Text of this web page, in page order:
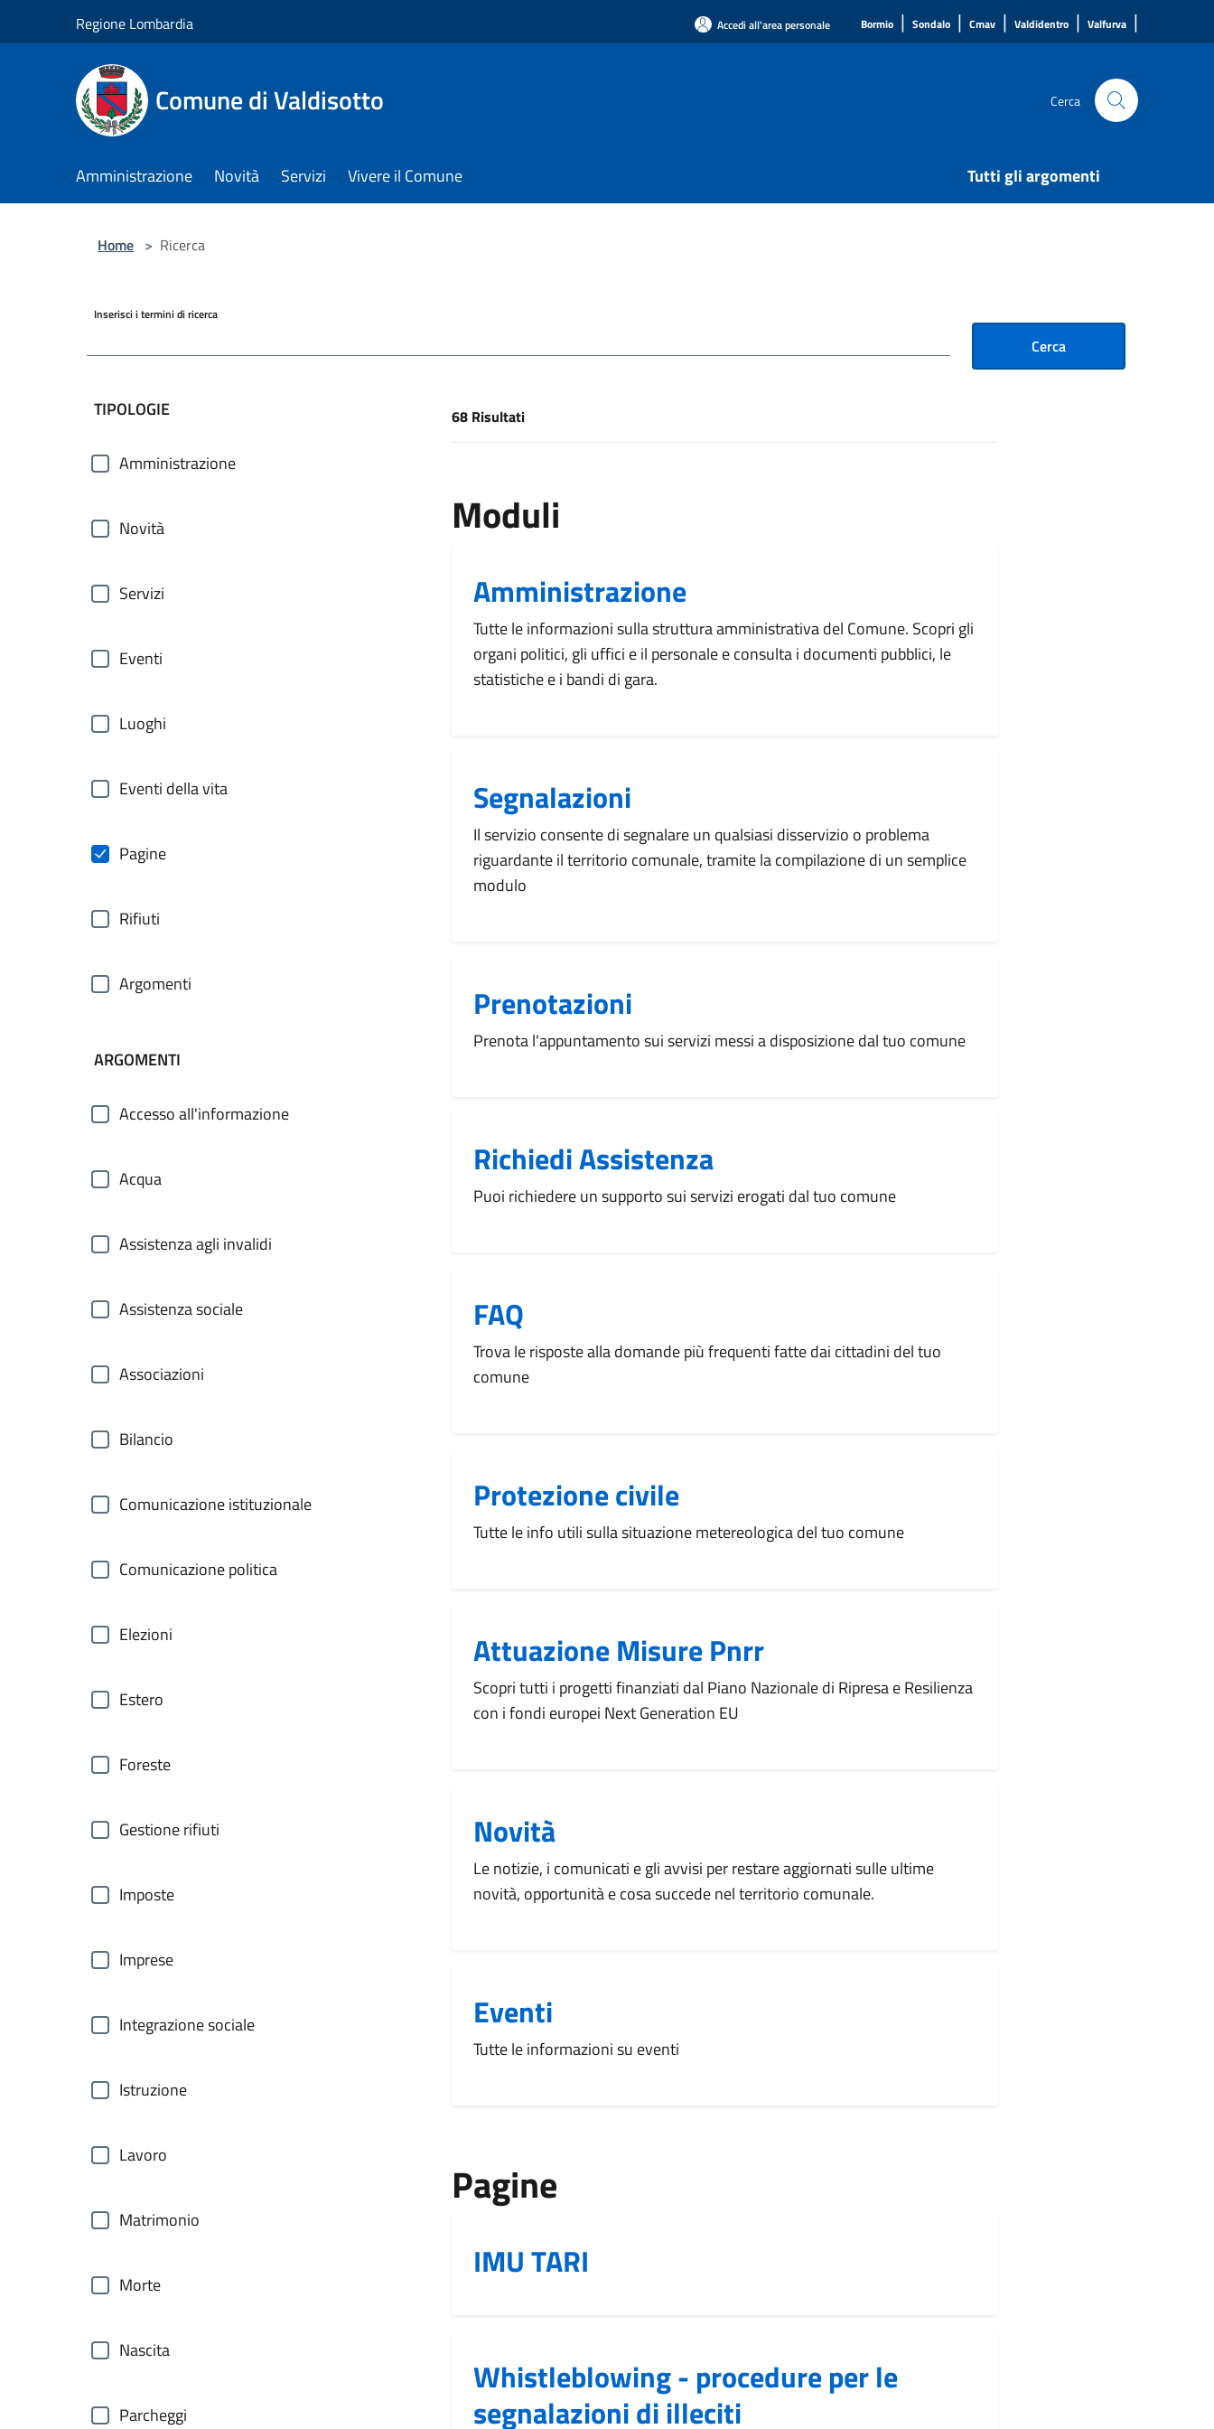
Regione Lombardia Accedi all'area personale Bormio | Sondalo | Cmav | Valdidentro | Valfurva |
Comune di Valdisotto Cerca
Amministrazione Novità Servizi Vivere il Comune Tutti gli argomenti
Home > Ricerca
Inserisci i termini di ricerca
Cerca
filtri da applicare
TIPOLOGIE
Amministrazione
Novità
Servizi
Eventi
Luoghi
Eventi della vita
Pagine
Rifiuti
Argomenti
ARGOMENTI
Accesso all'informazione
Acqua
Assistenza agli invalidi
Assistenza sociale
Associazioni
Bilancio
Comunicazione istituzionale
Comunicazione politica
Elezioni
Estero
Foreste
Gestione rifiuti
Imposte
Imprese
Integrazione sociale
Istruzione
Lavoro
Matrimonio
Morte
Nascita
Parcheggi
[results] Risultati
68 Risultati
Moduli
Amministrazione
Tutte le informazioni sulla struttura amministrativa del Comune. Scopri gli
organi politici, gli uffici e il personale e consulta i documenti pubblici, le
statistiche e i bandi di gara.
Segnalazioni
Il servizio consente di segnalare un qualsiasi disservizio o problema
riguardante il territorio comunale, tramite la compilazione di un semplice
modulo
Prenotazioni
Prenota l'appuntamento sui servizi messi a disposizione dal tuo comune
Richiedi Assistenza
Puoi richiedere un supporto sui servizi erogati dal tuo comune
FAQ
Trova le risposte alla domande più frequenti fatte dai cittadini del tuo
comune
Protezione civile
Tutte le info utili sulla situazione metereologica del tuo comune
Attuazione Misure Pnrr
Scopri tutti i progetti finanziati dal Piano Nazionale di Ripresa e Resilienza
con i fondi europei Next Generation EU
Novità
Le notizie, i comunicati e gli avvisi per restare aggiornati sulle ultime
novità, opportunità e cosa succede nel territorio comunale.
Eventi
Tutte le informazioni su eventi
Pagine
IMU TARI
Whistleblowing - procedure per le
segnalazioni di illeciti